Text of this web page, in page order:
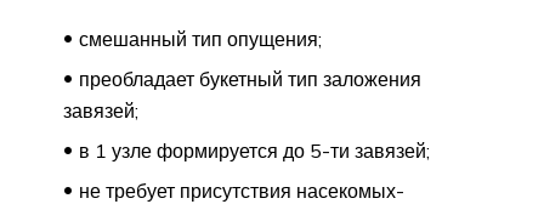
смешанный тип опущения;
преобладает букетный тип заложения
завязей;
в 1 узле формируется до 5-ти завязей;
не требует присутствия насекомых-